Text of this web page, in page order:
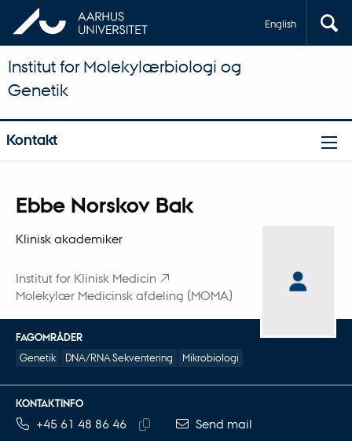
English
Institut for Molekylærbiologi og
Genetik
Kontakt
Ebbe Norskov Bak
Titel
Klinisk akademiker
Institut for Klinisk Medicin
Molekylær Medicinsk afdeling (MOMA)
FAGOMRÅDER
Genetik
DNA/RNA Sekventering Mikrobiologi
KONTAKTINFO
TELEFONNUMMER
+45 61 48 86 46
MAILADRESSE
Send mail